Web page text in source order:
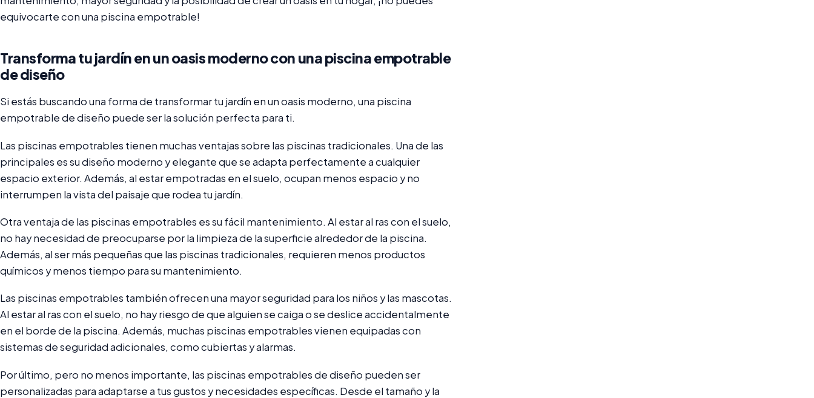
equivocarte con una piscina empotrable!
Transforma tu jardín en un oasis moderno con una piscina empotrable
de diseño
Si estás buscando una forma de transformar tu jardín en un oasis moderno, una piscina
empotrable de diseño puede ser la solución perfecta para ti.
Las piscinas empotrables tienen muchas ventajas sobre las piscinas tradicionales. Una de las
principales es su diseño moderno y elegante que se adapta perfectamente a cualquier
espacio exterior. Además, al estar empotradas en el suelo, ocupan menos espacio y no
interrumpen la vista del paisaje que rodea tu jardín.
Otra ventaja de las piscinas empotrables es su fácil mantenimiento. Al estar al ras con el suelo,
no hay necesidad de preocuparse por la limpieza de la superficie alrededor de la piscina.
Además, al ser más pequeñas que las piscinas tradicionales, requieren menos productos
químicos y menos tiempo para su mantenimiento.
Las piscinas empotrables también ofrecen una mayor seguridad para los niños y las mascotas.
Al estar al ras con el suelo, no hay riesgo de que alguien se caiga o se deslice accidentalmente
en el borde de la piscina. Además, muchas piscinas empotrables vienen equipadas con
sistemas de seguridad adicionales, como cubiertas y alarmas.
Por último, pero no menos importante, las piscinas empotrables de diseño pueden ser
personalizadas para adaptarse a tus gustos y necesidades específicas. Desde el tamaño y la